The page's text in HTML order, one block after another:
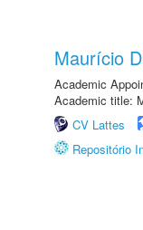
Maurício
Academic
Academic title:
CV Lattes
Repositório